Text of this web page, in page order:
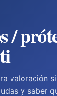
/
valoración
y saber